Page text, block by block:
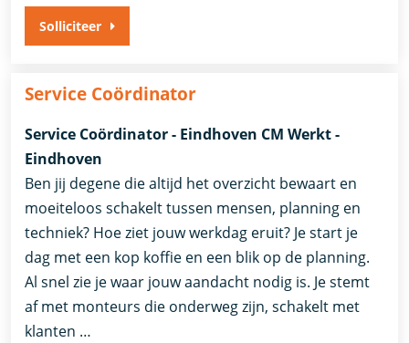
Solliciteer
Service Coördinator
Service Coördinator - Eindhoven CM Werkt -
Eindhoven
Ben jij degene die altijd het overzicht bewaart en
moeiteloos schakelt tussen mensen, planning en
techniek? Hoe ziet jouw werkdag eruit? Je start je
dag met een kop koffie en een blik op de planning.
Al snel zie je waar jouw aandacht nodig is. Je stemt
af met monteurs die onderweg zijn, schakelt met
klanten …